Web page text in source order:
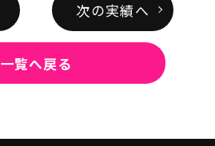
次の実績へ
一覧へ戻る